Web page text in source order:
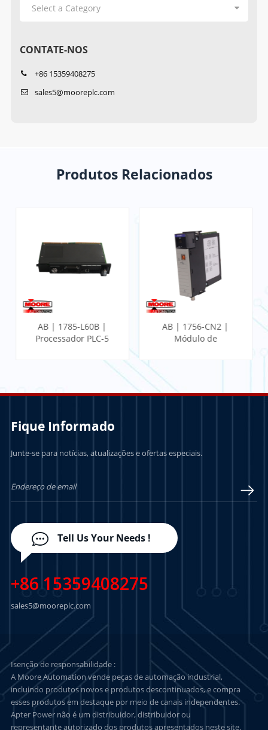
CONTATE-NOS
+86 15359408275
sales5@mooreplc.com
Produtos Relacionados
AB | 1785-L60B |
Processador PLC-5
AB | 1756-CN2 |
Módulo de
Fique Informado
Junte-se para notícias, atualizações e ofertas especiais.
Tell Us Your Needs !
+86 15359408275
sales5@mooreplc.com
Isenção de responsabilidade :
A Moore Automation vende peças de automação industrial,
incluindo produtos novos e produtos descontinuados, e compra
esses produtos em destaque por meio de canais independentes.
Apter Power não é um distribuidor, distribuidor ou
representante autorizado dos produtos apresentados neste site.